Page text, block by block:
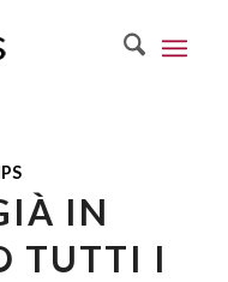
IN
TUTTI I